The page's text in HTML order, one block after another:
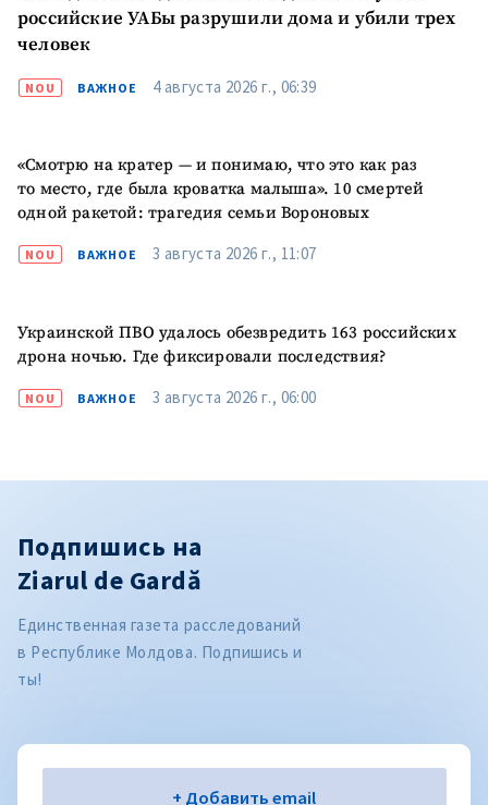
российские УАБы разрушили дома и убили трех
человек
NOU ВАЖНОЕ 4 августа 2026 г., 06:39
«Смотрю на кратер — и понимаю, что это как раз
то место, где была кроватка малыша». 10 смертей
одной ракетой: трагедия семьи Вороновых
NOU ВАЖНОЕ 3 августа 2026 г., 11:07
Украинской ПВО удалось обезвредить 163 российских
дрона ночью. Где фиксировали последствия?
NOU ВАЖНОЕ 3 августа 2026 г., 06:00
Подпишись на
Ziarul de Gardă
Единственная газета расследований
в Республике Молдова. Подпишись и
ты!
Электронная почта+ Добавить email